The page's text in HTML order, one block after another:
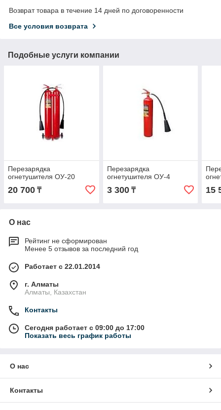
Возврат товара в течение 14 дней по договоренности
Все условия возврата
Подобные услуги компании
Перезарядка
огнетушителя ОУ-20
20 700 ₸
Перезарядка
огнетушителя ОУ-4
3 300₸ 15
О нас
Рейтинг не сформирован
Менее 5 отзывов за последний год
Работает с 22.01.2014
г. Алматы
Алматы, Казахстан
Контакты
Сегодня работает с 09:00 до 17:00
Показать весь график работы
О нас
Контакты